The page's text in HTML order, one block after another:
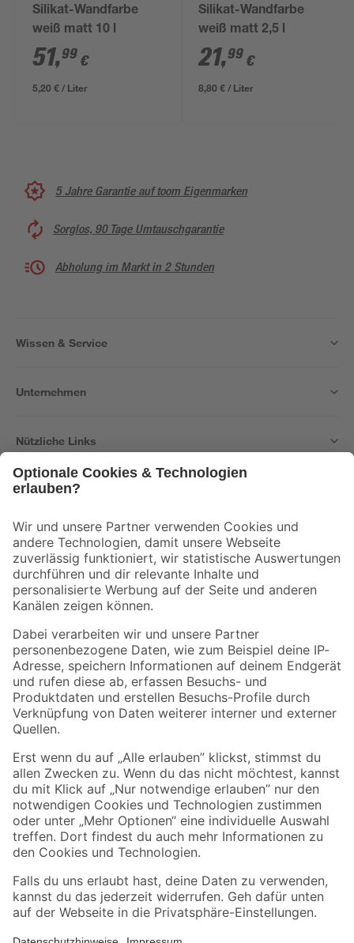
Silikat-Wandfarbe
weiß matt 10 l
51,99 €
5,20 € / Liter
Silikat-Wandfarbe
weiß matt 2,5 l
21,99 €
8,80 € / Liter
5 Jahre Garantie auf toom Eigenmarken
Sorglos, 90 Tage Umtauschgarantie
Abholung im Markt in 2 Stunden
Wissen & Service
Unternehmen
Nützliche Links
Der toom Newsletter: Keine Angebote und Aktionen mehr verpassen!
Zur Newsletter Anmeldung
Folge uns
Zahlungsarten Versandarten
Sicher einkaufen
Jetzt die toom-App herunterladen
Alle Preisangaben in EUR inkl. gesetzl. MwSt.. Die dargestellten Angebote sind unter
Umständen nicht in allen Märkten verfügbar. Die angegebenen Verfügbarkeiten beziehen
Produkte nur solange der Vorrat reicht.